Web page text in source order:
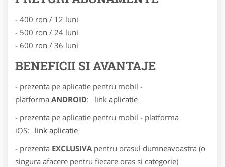
- 400 ron / 12 luni
- 500 ron / 24 luni
- 600 ron / 36 luni
BENEFICII SI AVANTAJE
- prezenta pe aplicatie pentru mobil -
platforma ANDROID:
link aplicatie
- prezenta pe aplicatie pentru mobil - platforma
iOS:
link aplicatie
- prezenta EXCLUSIVA pentru orasul dumneavoastra (o
singura afacere pentru fiecare oras si categorie)